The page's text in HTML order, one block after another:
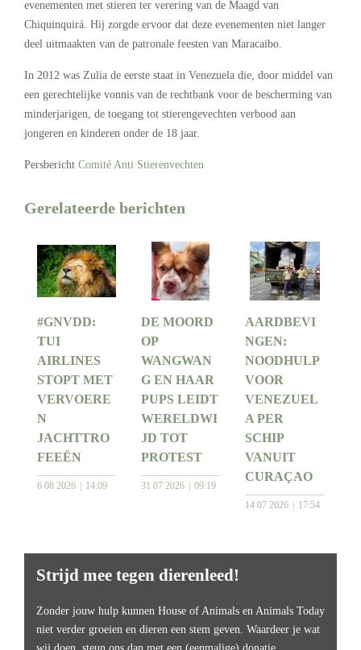
evenementen met stieren ter verering van de Maagd van
Chiquinquirá. Hij zorgde ervoor dat deze evenementen niet langer
deel uitmaakten van de patronale feesten van Maracaibo.
In 2012 was Zulia de eerste staat in Venezuela die, door middel van
een gerechtelijke vonnis van de rechtbank voor de bescherming van
minderjarigen, de toegang tot stierengevechten verbood aan
jongeren en kinderen onder de 18 jaar.
Persbericht Comité Anti Stierenvechten
Gerelateerde berichten
#GNVDD:
TUI
AIRLINES
STOPT MET
VERVOERE
N
JACHTTRO
FEEËN
6 08 2026 14:09
DE MOORD
OP
WANGWAN
G EN HAAR
PUPS LEIDT
WERELDWI
JD TOT
PROTEST
31 07 2026 09:19
AARDBEVI
NGEN:
NOODHULP
VOOR
VENEZUEL
A PER
SCHIP
VANUIT
CURAÇAO
14 07 2026 17:54
Strijd mee tegen dierenleed!
Zonder jouw hulp kunnen House of Animals en Animals Today
niet verder groeien en dieren een stem geven. Waardeer je wat